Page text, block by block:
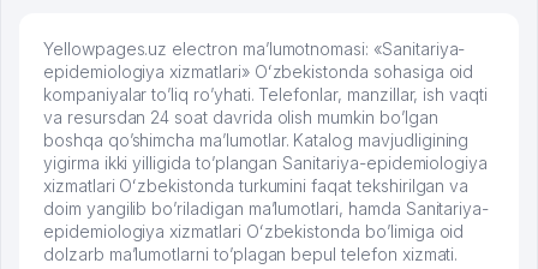
Yellowpages.uz electron ma’lumotnomasi: «Sanitariya-
epidemiologiya xizmatlari» Oʻzbekistonda sohasiga oid
kompaniyalar to’liq ro’yhati. Telefonlar, manzillar, ish vaqti
va resursdan 24 soat davrida olish mumkin bo’lgan
boshqa qo’shimcha ma’lumotlar. Katalog mavjudligining
yigirma ikki yilligida to’plangan Sanitariya-epidemiologiya
xizmatlari Oʻzbekistonda turkumini faqat tekshirilgan va
doim yangilib bo’riladigan ma’lumotlari, hamda Sanitariya-
epidemiologiya xizmatlari Oʻzbekistonda bo’limiga oid
dolzarb ma’lumotlarni to’plagan bepul telefon xizmati.